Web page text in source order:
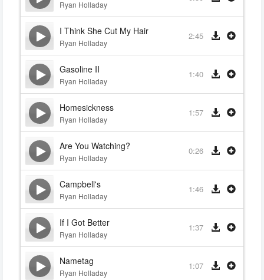
Ryan Holladay
I Think She Cut My Hair
Ryan Holladay
2:45
Gasoline II
Ryan Holladay
1:40
Homesickness
Ryan Holladay
1:57
Are You Watching?
Ryan Holladay
0:26
Campbell's
Ryan Holladay
1:46
If I Got Better
Ryan Holladay
1:37
Nametag
Ryan Holladay
1:07